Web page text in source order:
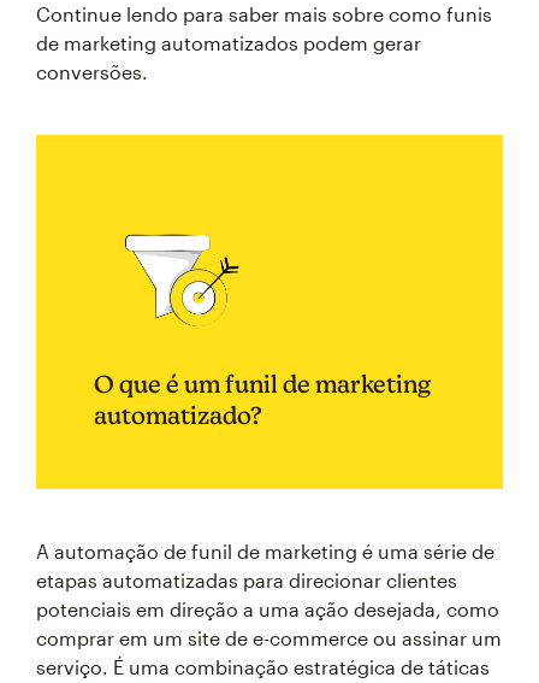
Continue lendo para saber mais sobre como funis
de marketing automatizados podem gerar
conversões.
O que é um funil de marketing
automatizado?
A automação de funil de marketing é uma série de
etapas automatizadas para direcionar clientes
potenciais em direção a uma ação desejada, como
comprar em um site de e-commerce ou assinar um
serviço. É uma combinação estratégica de táticas